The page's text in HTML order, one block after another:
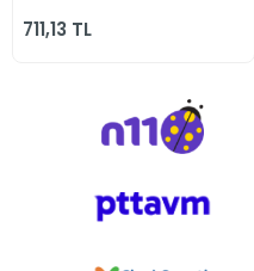
-30 C CLASS 0 Mavi
711,13 TL